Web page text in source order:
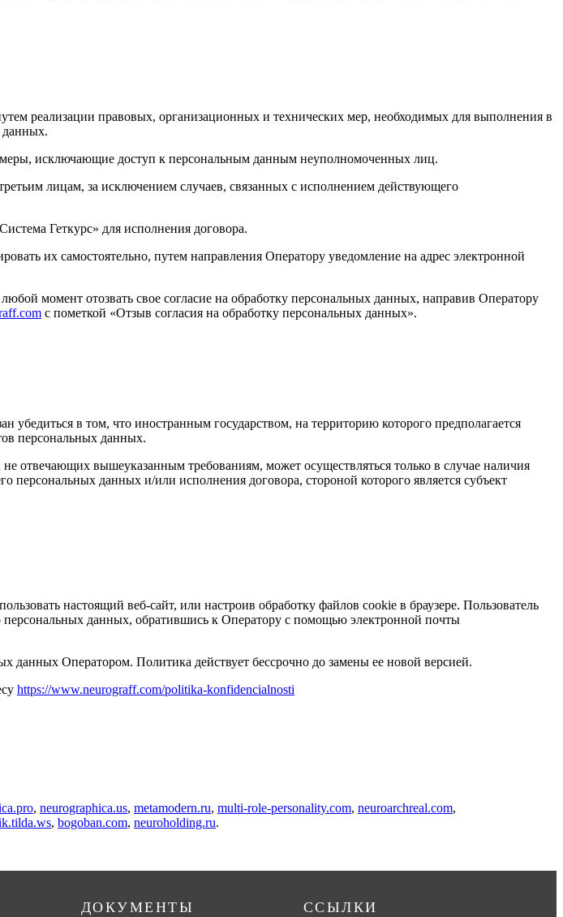
реализации правовых, организационных и технических мер, необходимых для выполнения в
данных.
исключающие доступ к персональным данным неуполномоченных лиц.
лицам, за исключением случаев, связанных с исполнением действующего
Геткурс» для исполнения договора.
их самостоятельно, путем направления Оператору уведомление на адрес электронной
момент отозвать свое согласие на обработку персональных данных, направив Оператору
с пометкой «Отзыв согласия на обработку персональных данных».
в том, что иностранным государством, на территорию которого предполагается
персональных данных.
отвечающих вышеуказанным требованиям, может осуществляться только в случае наличия
данных и/или исполнения договора, стороной которого является субъект
настоящий веб-сайт, или настроив обработку файлов cookie в браузере. Пользователь
данных, обратившись к Оператору с помощью электронной почты
Оператором. Политика действует бессрочно до замены ее новой версией.
https://www.neurograff.com/politika-konfidencialnosti
, neurographica.us, metamodern.ru, multi-role-personality.com, neuroarchreal.com,
, bogoban.com, neuroholding.ru.
ДОКУМЕНТЫ ССЫЛКИ